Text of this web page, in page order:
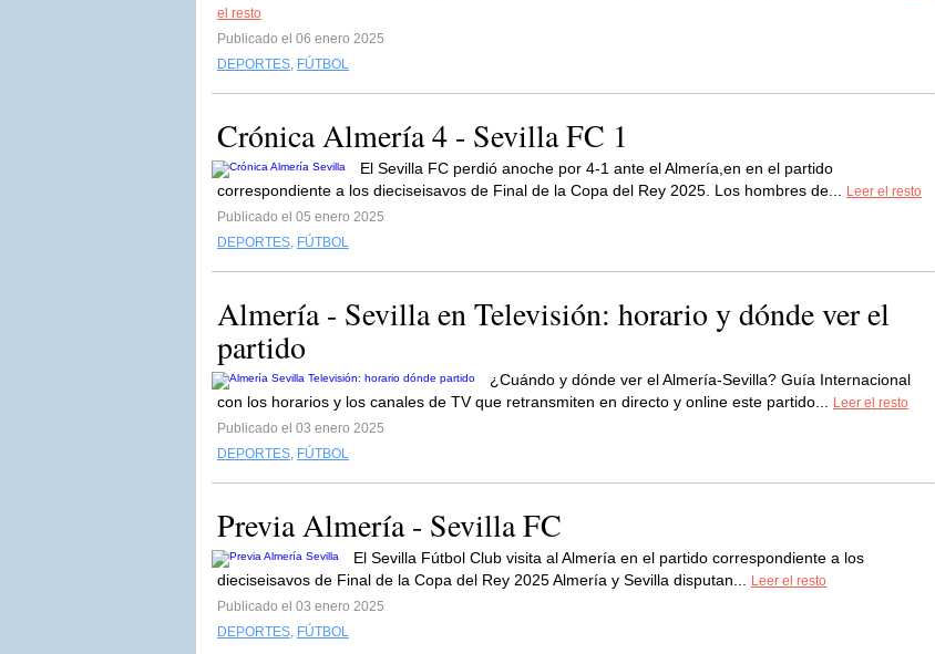
el resto
Publicado el 06 enero 2025
DEPORTES, FÚTBOL
Crónica Almería 4 - Sevilla FC 1
El Sevilla FC perdió anoche por 4-1 ante el Almería,en en el partido
correspondiente a los dieciseisavos de Final de la Copa del Rey 2025. Los hombres de...
Leer el resto
Publicado el 05 enero 2025
DEPORTES, FÚTBOL
Almería - Sevilla en Televisión: horario y dónde ver el
partido
¿Cuándo y dónde ver el Almería-Sevilla? Guía Internacional
con los horarios y los canales de TV que retransmiten en directo y online este partido...
Leer el resto
Publicado el 03 enero 2025
DEPORTES, FÚTBOL
Previa Almería - Sevilla FC
El Sevilla Fútbol Club visita al Almería en el partido correspondiente a los
dieciseisavos de Final de la Copa del Rey 2025 Almería y Sevilla disputan...
Leer el resto
Publicado el 03 enero 2025
DEPORTES, FÚTBOL